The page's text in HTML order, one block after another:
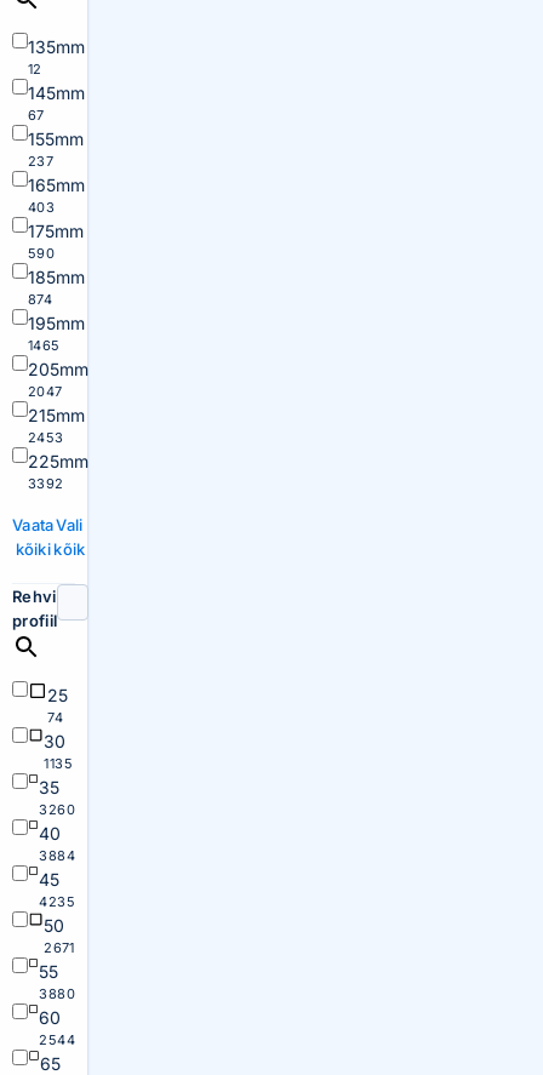
135mm
12
145mm
67
155mm
237
165mm
403
175mm
590
185mm
874
195mm
1465
205mm
2047
215mm
2453
225mm
3392
Vaata
kõiki
Vali
kõik
Rehvi
profiil
25
74
30
1135
35
3260
40
3884
45
4235
50
2671
55
3880
60
2544
65